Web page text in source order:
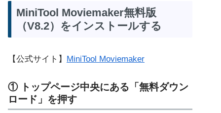
MiniTool Moviemaker無料版
（V8.2）をインストールする
【公式サイト】 MiniTool Moviemaker
① トップページ中央にある「無料ダウン
ロード」を押す